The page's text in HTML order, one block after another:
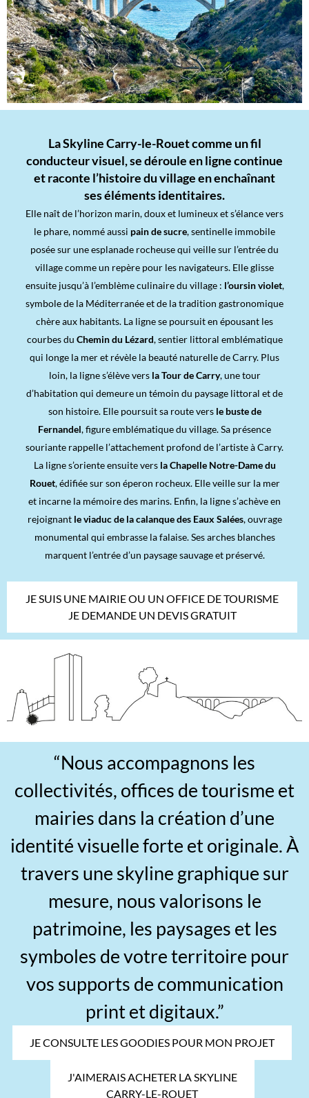
La Skyline Carry-le-Rouet comme un fil
conducteur visuel, se déroule en ligne continue
et raconte l’histoire du village en enchaînant
ses éléments identitaires.
Elle naît de l’horizon marin, doux et lumineux et s’élance vers
le phare, nommé aussi pain de sucre, sentinelle immobile
posée sur une esplanade rocheuse qui veille sur l’entrée du
village comme un repère pour les navigateurs. Elle glisse
ensuite jusqu’à l’emblème culinaire du village : l’oursin violet,
symbole de la Méditerranée et de la tradition gastronomique
chère aux habitants. La ligne se poursuit en épousant les
courbes du Chemin du Lézard, sentier littoral emblématique
qui longe la mer et révèle la beauté naturelle de Carry. Plus
loin, la ligne s’élève vers la Tour de Carry, une tour
d’habitation qui demeure un témoin du paysage littoral et de
son histoire. Elle poursuit sa route vers le buste de
Fernandel, figure emblématique du village. Sa présence
souriante rappelle l’attachement profond de l’artiste à Carry.
La ligne s’oriente ensuite vers la Chapelle Notre-Dame du
Rouet, édifiée sur son éperon rocheux. Elle veille sur la mer
et incarne la mémoire des marins. Enfin, la ligne s’achève en
rejoignant le viaduc de la calanque des Eaux Salées, ouvrage
monumental qui embrasse la falaise. Ses arches blanches
marquent l’entrée d’un paysage sauvage et préservé.
JE SUIS UNE MAIRIE OU UN OFFICE DE TOURISME
JE DEMANDE UN DEVIS GRATUIT
“Nous accompagnons les
collectivités, offices de tourisme et
mairies dans la création d’une
identité visuelle forte et originale. À
travers une skyline graphique sur
mesure, nous valorisons le
patrimoine, les paysages et les
symboles de votre territoire pour
vos supports de communication
print et digitaux.”
JE CONSULTE LES GOODIES POUR MON PROJET
J'AIMERAIS ACHETER LA SKYLINE
CARRY-LE-ROUET